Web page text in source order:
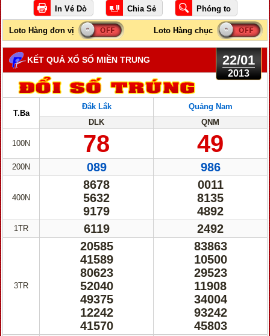
KẾT QUẢ XỔ SỐ MIỀN TRUNG 22/01
2013
T.Ba
100N
200N
400N
1TR
3TR
Đắk Lắk
DLK
78
089
8678
5632
9179
6119
20585
41589
80623
52040
49375
12242
41570
Quảng Nam
QNM
49
986
0011
8135
4892
2492
83863
10500
29523
11908
34004
93242
45803